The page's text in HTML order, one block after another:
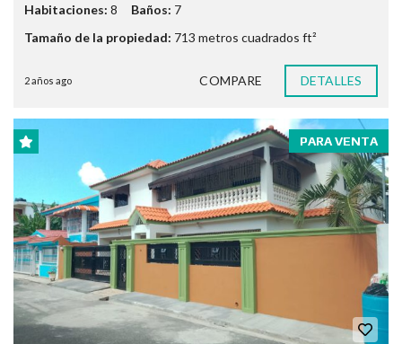
Habitaciones: 8 Baños: 7
Tamaño de la propiedad: 713 metros cuadrados ft²
2 años ago COMPARE DETALLES
PARA VENTA